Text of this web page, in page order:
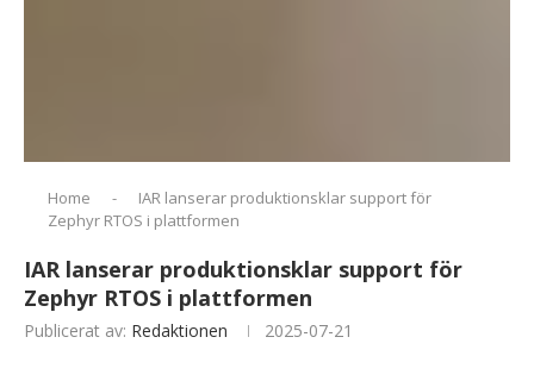
Home -
IAR lanserar produktionsklar support för
Zephyr RTOS i plattformen
IAR lanserar produktionsklar support för
Zephyr RTOS i plattformen
Publicerat av: Redaktionen 2025-07-21